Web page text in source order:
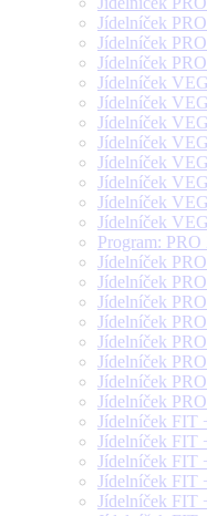
Jídelníček
Jídelníček
Jídelníček
Jídelníček
Jídelníček
Jídelníček
Jídelníček
Jídelníček
Jídelníček
Jídelníček
Jídelníček
Program:
Jídelníček
Jídelníček
Jídelníček
Jídelníček
Jídelníček
Jídelníček
Jídelníček
Jídelníček
Jídelníček FIT
Jídelníček FIT
Jídelníček FIT
Jídelníček FIT
Jídelníček FIT